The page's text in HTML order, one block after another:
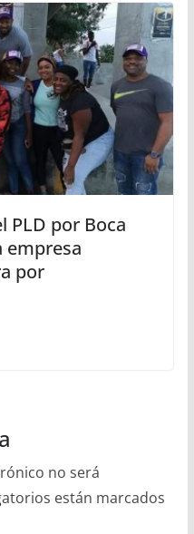
PLD por Boca
empresa
por
no será
están marcados